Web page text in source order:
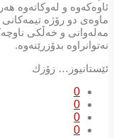
ئاوەکەوە و لەوکاتەوە
ماوەی دو رۆژە
مەلەوانی و خەڵکی
نەتوانراوە بدۆزرێنەوە.
ئێستانیوز… زۆزك
0
0
0
0